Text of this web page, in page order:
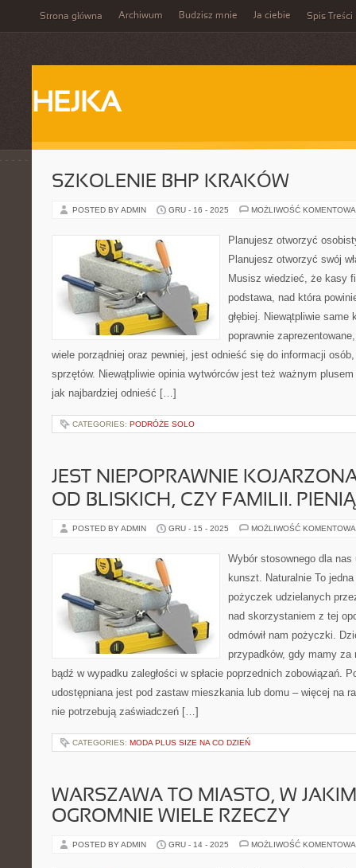
Strona główna Archiwum Budzisz mnie Ja ciebie Spis Treści
HEJKA
SZKOLENIE BHP KRAKÓW
POSTED BY ADMIN GRU - 16 - 2025 MOŻLIWOŚĆ
Planujesz otworzyć
Planujesz otworzyć swój
Musisz wiedzieć, że kasy
podstawa, nad która
głębiej. Niewątpliwie
poprawnie
wiele porządniej oraz pewniej, jest odnieść się do informacji
sprzętów. Niewątpliwie opinia wytwórców jest też ważnym
jak najbardziej odnieść […]
CATEGORIES: PODRÓŻE SOLO
JEST NIEPOPRAWNIE
OD BLISKICH, CZY FAMILII.
POSTED BY ADMIN GRU - 15 - 2025 MOŻLIWOŚĆ
Wybór stosownego dla
kunszt. Naturalnie To
pożyczek udzielanych
nad skorzystaniem z tej
odmówił nam pożyczki.
przypadków, gdy mamy za
bądź w wypadku zaległości w spłacie poprzednich zobowiązań.
udostępniana jest pod zastaw mieszkania lub domu – więcej na
nie potrzebują zaświadczeń […]
CATEGORIES: MODA PLUS SIZE NA CO DZIEŃ
WARSZAWA TO MIASTO, W
OGROMNIE WIELE RZECZY
POSTED BY ADMIN GRU - 14 - 2025 MOŻLIWOŚĆ